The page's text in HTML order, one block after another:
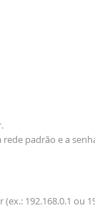
padrão e a
192.168.0.1 ou